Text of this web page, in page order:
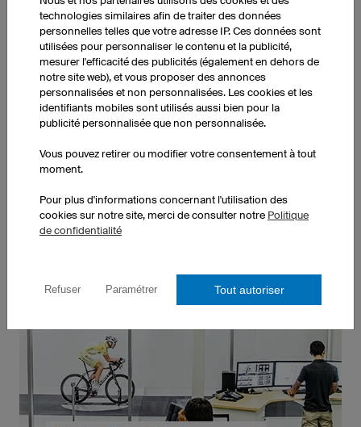
Commande dès une pièce
Vous pouvez commander chaque produit owayo
dans n'importe quelle quantité, il n'y a pas de
minimum de commande.
Personnalisation incluse
Nos tarifs incluent la personnalisation intégrale de
votre design à vos couleurs et l’impression de tous
vos logos, textes, motifs et sponsors.En savoir plus.
technologies similaires afin de traiter des données
personnelles telles que votre adresse IP. Ces données sont
utilisées pour personnaliser le contenu et la publicité,
mesurer l'efficacité des publicités (également en dehors de
notre site web), et vous proposer des annonces
personnalisées et non personnalisées. Les cookies et les
identifiants mobiles sont utilisés aussi bien pour la
publicité personnalisée que non personnalisée.
Vous pouvez retirer ou modifier votre consentement à tout
moment.
Pour plus d'informations concernant l'utilisation des
cookies sur notre site, merci de consulter notre Politique
de confidentialité
Refuser Paramétrer Tout autoriser